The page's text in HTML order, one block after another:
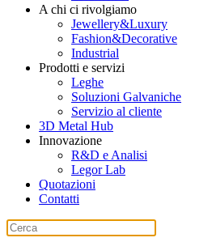
A chi ci rivolgiamo
Jewellery&Luxury
Fashion&Decorative
Industrial
Prodotti e servizi
Leghe
Soluzioni Galvaniche
Servizio al cliente
3D Metal Hub
Innovazione
R&D e Analisi
Legor Lab
Quotazioni
Contatti